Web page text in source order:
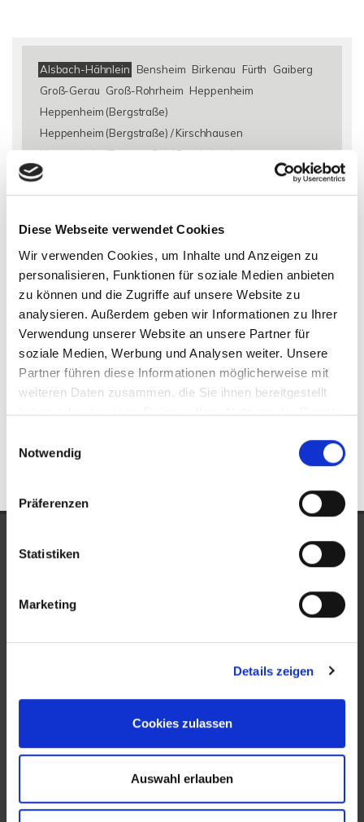
Diese Webseite verwendet Cookies
Wir verwenden Cookies, um Inhalte und Anzeigen zu
personalisieren, Funktionen für soziale Medien anbieten
zu können und die Zugriffe auf unsere Website zu
analysieren. Außerdem geben wir Informationen zu Ihrer
Verwendung unserer Website an unsere Partner für
soziale Medien, Werbung und Analysen weiter. Unsere
Partner führen diese Informationen möglicherweise mit
weiteren Daten zusammen, die Sie ihnen bereitgestellt
haben oder die sie im Rahmen Ihrer Nutzung der Dienste
Notwendig
Präferenzen
Statistiken
Marketing
Details zeigen
Cookies zulassen
Auswahl erlauben
Alsbach-Hähnlein Bensheim Birkenau Fürth
Gaiberg
Groß-Gerau Groß-Rohrheim Heppenheim
Heppenheim (Bergstraße)
Heppenheim (Bergstraße) / Kirschhausen
Heppenheim (Bergstraße) / Sonderbach
Heppenheim-Kirschhausen
Laudenbach
Lautertal / Elmshausen Lorsch Mannheim
Weinheim / Hohensachsen
Wilhelmsfeld Zwingenberg
Eigentumswohnungen Alsbach-Hähnlein
Eigentumswohnung
Alsbach-Hähnlein
Immo Alsbach-Hähnlein
Wohnungssuche Alsbach-Hähnlein
Wohnungsanzeigen
Alsbach-Hähnlein
Wohnung Alsbach-Hähnlein
kaufen
UNSERE AUSZEICHNUNGEN
Ludwigstraße 20